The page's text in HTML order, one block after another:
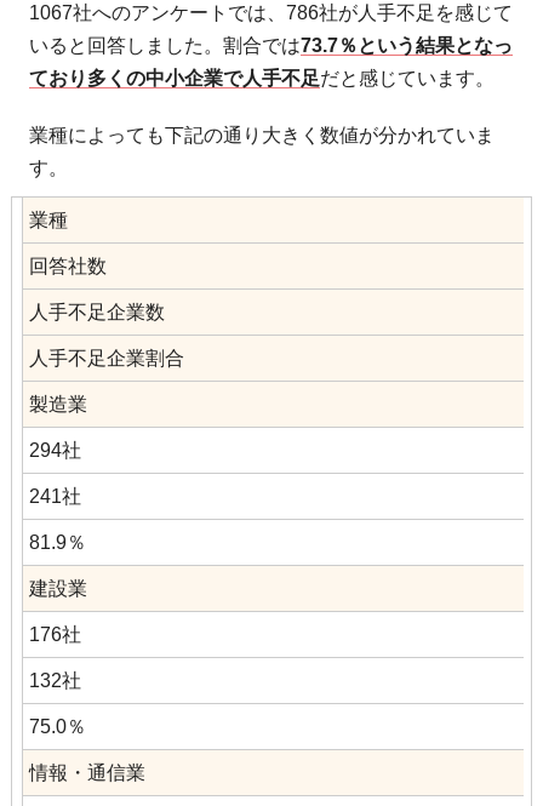
1067社へのアンケートでは、786社が人手不足を感じて
いると回答しました。割合では73.7％という結果となっ
ており多くの中小企業で人手不足だと感じています。
業種によっても下記の通り大きく数値が分かれていま
す。
業種
回答社数
人手不足企業数
人手不足企業割合
製造業
294社
241社
81.9％
建設業
176社
132社
75.0％
情報・通信業